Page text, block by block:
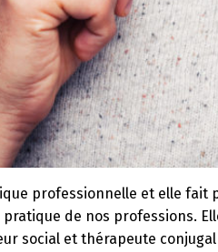
professionnelle et elle fait
de nos professions.
social et thérapeute